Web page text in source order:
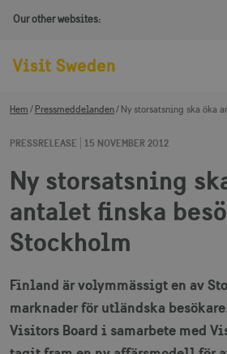
Our other websites:
Hem Pressmeddelanden Ny storsatsning ska öka
PRESSRELEASE 15 NOVEMBER 2012
Ny storsatsning
antalet finska
Stockholm
Finland är volymmässigt en av
marknader för utländska
Visitors Board i samarbete med